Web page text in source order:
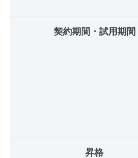
契約期間・試用期間
昇格